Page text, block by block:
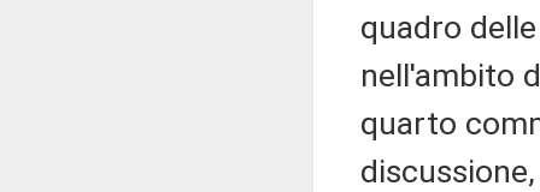
quadro
nell'ambito
quarto